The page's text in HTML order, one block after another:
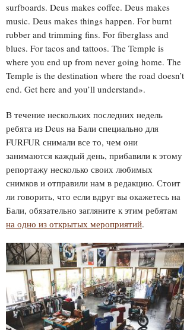
surfboards. Deus makes coffee. Deus makes
music. Deus makes things happen. For burnt
rubber and trimming fins. For fiberglass and
blues. For tacos and tattoos. The Temple is
where you end up from never going home. The
Temple is the destination where the road doesn’t
end. Get here and you’ll understand».
В течение нескольких последних недель
ребята из Deus на Бали специально для
FURFUR снимали все то, чем они
занимаются каждый день, прибавили к этому
репортажу несколько своих любимых
снимков и отправили нам в редакцию. Стоит
ли говорить, что если вдруг вы окажетесь на
Бали, обязательно загляните к этим ребятам
на одно из открытых мероприятий.